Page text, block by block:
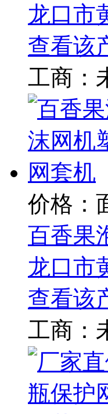
龙口市
查看该
工商：
价格：
百香果
龙口市
查看该
工商：